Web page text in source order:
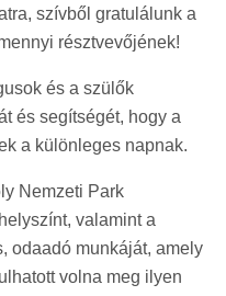
szívből gratulálunk a
résztvevőjének!
és a szülők
és segítségét, hogy a
a különleges napnak.
Nemzeti Park
valamint a
odaadó munkáját, amely
volna meg ilyen